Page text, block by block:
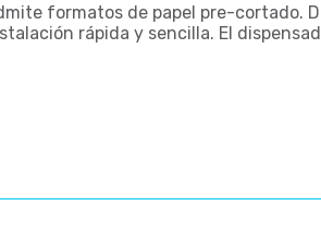
formatos de papel pre-cortado.
rápida y sencilla. El